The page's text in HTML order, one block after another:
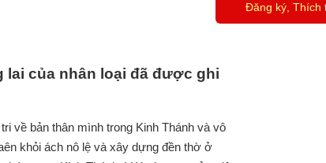
Đăng ký, Thích
của nhân loại đã được ghi
về bản thân mình trong Kinh Thánh và vô
khỏi ách nô lệ và xây dựng đền thờ ở